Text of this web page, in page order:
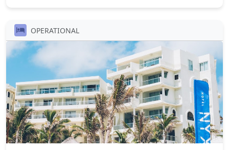
OPERATIONAL